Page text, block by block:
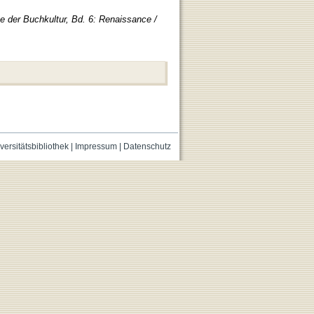
der Buchkultur, Bd. 6: Renaissance /
| Impressum| Datenschutz